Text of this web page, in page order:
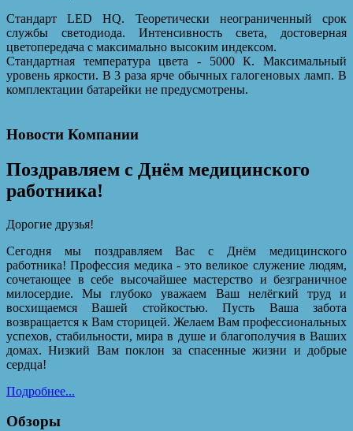
Стандарт LED HQ. Теоретически неограниченный срок
службы светодиода. Интенсивность света, достоверная
цветопередача с максимально высоким индексом.
Стандартная температура цвета - 5000 К. Максимальный
уровень яркости. В 3 раза ярче обычных галогеновых ламп. В
комплектации батарейки не предусмотрены.
Новости Компании
Поздравляем с Днём медицинского
работника!
Дорогие друзья!
Сегодня мы поздравляем Вас с Днём медицинского
работника! Профессия медика - это великое служение людям,
сочетающее в себе высочайшее мастерство и безграничное
милосердие. Мы глубоко уважаем Ваш нелёгкий труд и
восхищаемся Вашей стойкостью. Пусть Ваша забота
возвращается к Вам сторицей. Желаем Вам профессиональных
успехов, стабильности, мира в душе и благополучия в Ваших
домах. Низкий Вам поклон за спасенные жизни и добрые
сердца!
Подробнее...
Обзоры